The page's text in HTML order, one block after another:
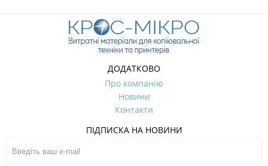
ДОДАТКОВО
Про компанію
Новини
Контакти
ПІДПИСКА НА НОВИНИ